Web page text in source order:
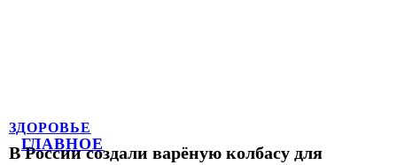
ГЛАВНОЕ
ЗДОРОВЬЕ
В России создали варёную колбасу для